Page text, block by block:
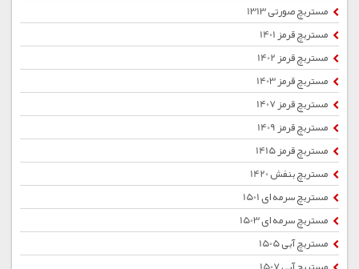
مستربچ صورتی 1313
مستربچ قرمز 1401
مستربچ قرمز 1402
مستربچ قرمز 1403
مستربچ قرمز 1407
مستربچ قرمز 1409
مستربچ قرمز 1415
مستربچ بنفش 1420
مستربچ سرمه ای 1501
مستربچ سرمه ای 1503
مستربچ آبی 1505